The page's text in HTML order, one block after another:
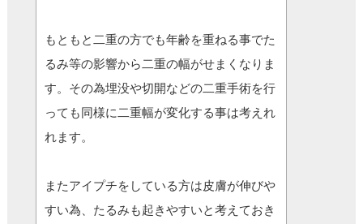
もともと二重の方でも年齢を重ねる事でた
るみ等の影響から二重の幅がせまくなりま
す。その為埋没や切開などの二重手術を行
っても同様に二重幅が変化する事は考えれ
れます。
またアイプチをしている方は皮膚が伸びや
すい為、たるみも起きやすいと考えておき